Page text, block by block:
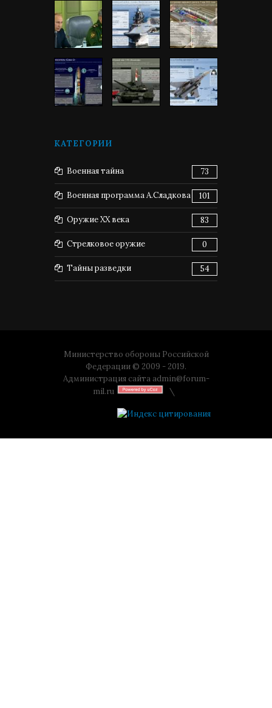
КАТЕГОРИИ
Военная тайна 73
Военная программа А.Сладкова 101
Оружие XX века 83
Стрелковое оружие 0
Тайны разведки 54
Министерство обороны Российской
Федерации © 2009 - 2019.
Администрация сайта admin@forum-
mil.ru